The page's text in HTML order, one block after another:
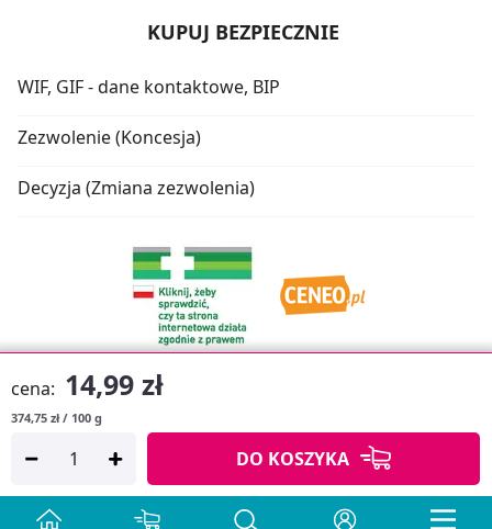
cena: 14,99 zł
374,75 zł / 100 g
DO KOSZYKA
KUPUJ BEZPIECZNIE
WIF, GIF - dane kontaktowe, BIP
Zezwolenie (Koncesja)
Decyzja (Zmiana zezwolenia)
Copyright © 2026
Projekt strony: MEDICARE.PL iAPTUS.PL